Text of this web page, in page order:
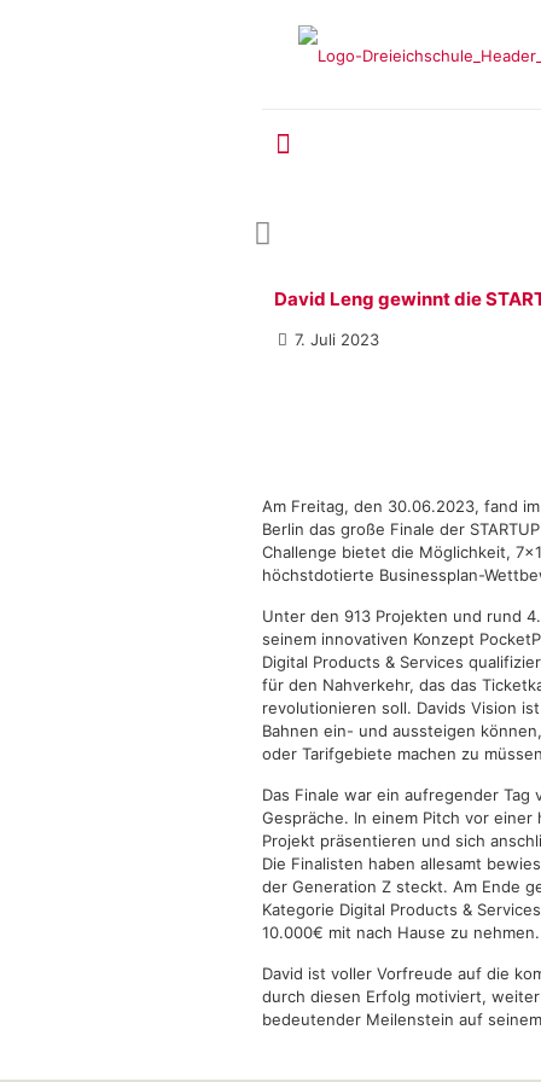
David Leng gewinnt die
7. Juli 2023
Am Freitag, den 30.06.2023, fand
Berlin das große Finale der
Challenge bietet die Möglichkeit,
höchstdotierte Businessplan-
Unter den 913 Projekten und rund
seinem innovativen Konzept
Digital Products & Services
für den Nahverkehr, das das
revolutionieren soll. Davids Vision
Bahnen ein- und aussteigen
oder Tarifgebiete machen zu
Das Finale war ein aufregender
Gespräche. In einem Pitch vor
Projekt präsentieren und sich
Die Finalisten haben allesamt
der Generation Z steckt. Am Ende
Kategorie Digital Products &
10.000€ mit nach Hause zu nehmen.
David ist voller Vorfreude auf die
durch diesen Erfolg motiviert,
bedeutender Meilenstein auf